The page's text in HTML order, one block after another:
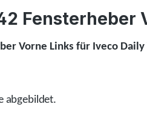
Fensterheber
Vorne Links für Iveco Daily
abgebildet.